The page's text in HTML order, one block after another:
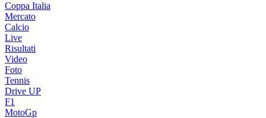
Coppa Italia
Mercato
Calcio
Live
Risultati
Video
Foto
Tennis
Drive UP
F1
MotoGp